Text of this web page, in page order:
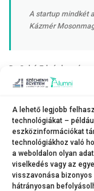
A lehető legjobb
technológiákat –
eszközinformációkat
technológiákhoz való
a weboldalon olyan
viselkedés vagy az
visszavonása
hátrányosan
A startup mindkét
Kázmér
Dr. Gubó Eduárd, a cég
fenntartható célokat
ötleteket valósíthatunk
megoldásokat” – húzta
hozzátette, jelentős
támogatni azt a
az ágazat jövőjének.